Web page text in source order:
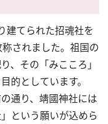
建てられた招魂社を
されました。祖国の
、その「みこころ」
的としています。
通り、靖國神社には
という願いが込めら